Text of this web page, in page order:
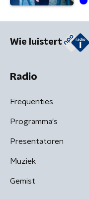
Wie luistert
Radio
Frequenties
Programma's
Presentatoren
Muziek
Gemist